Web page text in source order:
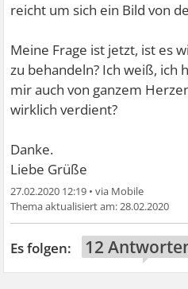
reicht um sich ein Bild von
Meine Frage ist jetzt, ist es
zu behandeln? Ich weiß, ich
mir auch von ganzem
wirklich verdient?
Danke.
Liebe Grüße
27.02.2020 12:19 •
28.02.2020
12